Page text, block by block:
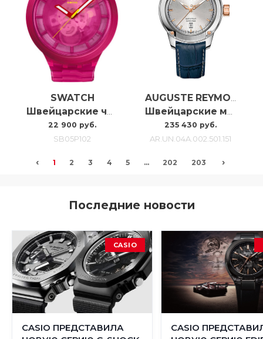
SWATCH
22 900 руб.
SB05P102
235 430 руб.
AR.UN.04A.002.501.151
‹ 1 2 3 4 5 ... 202 203 ›
Последние новости
CASIO
CASIO ПРЕДСТАВИЛА
CASIO